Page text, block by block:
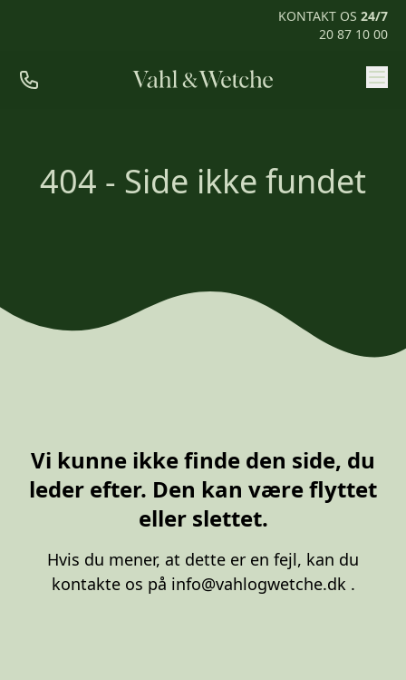
KONTAKT OS 24/7
20 87 10 00
Priser
Mød os
404 - Side ikke fundet
Vi kunne ikke finde den side, du
leder efter. Den kan være flyttet
eller slettet.
Hvis du mener, at dette er en fejl, kan du
kontakte os på info@vahlogwetche.dk.